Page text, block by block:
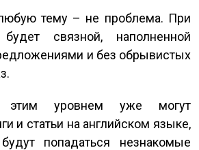
тему – не проблема. При
связной, наполненной
и без обрывистых
этим уровнем уже могут
и статьи на английском языке,
попадаться незнакомые